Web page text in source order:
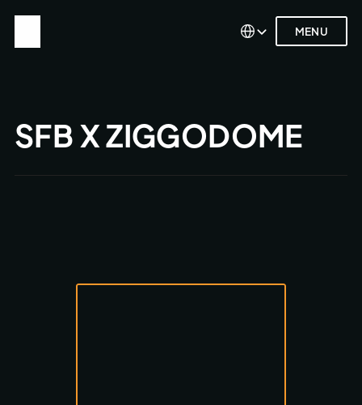
Select Language
MENU
Select Language
MENU
SFB X ZIGGODOME